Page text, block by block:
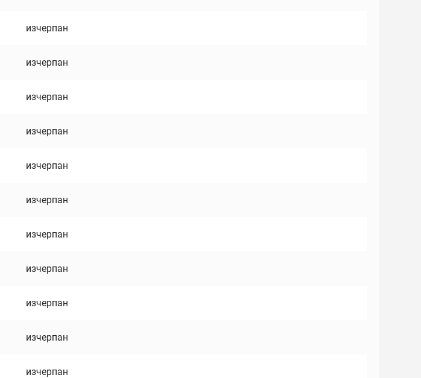
изчерпан
изчерпан
изчерпан
изчерпан
изчерпан
изчерпан
изчерпан
изчерпан
изчерпан
изчерпан
изчерпан